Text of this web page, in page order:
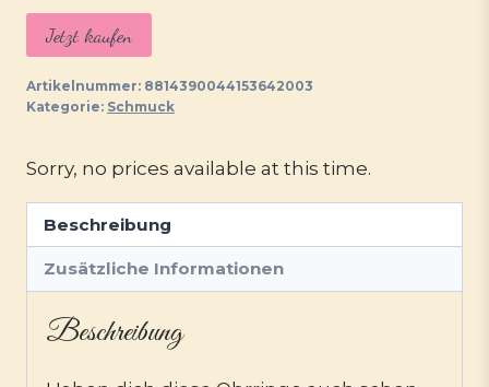
Jetzt kaufen
Artikelnummer: 8814390044153642003
Kategorie: Schmuck
Sorry, no prices available at this time.
Beschreibung
Zusätzliche Informationen
Beschreibung